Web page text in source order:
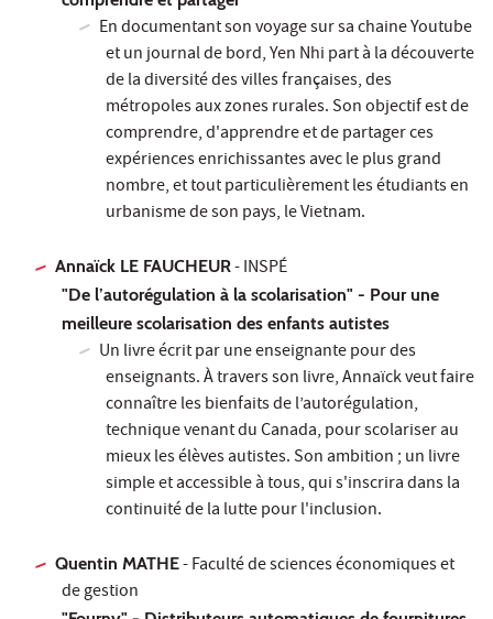
En documentant son voyage sur sa chaine Youtube
et un journal de bord, Yen Nhi part à la découverte
de la diversité des villes françaises, des
métropoles aux zones rurales. Son objectif est de
comprendre, d'apprendre et de partager ces
expériences enrichissantes avec le plus grand
nombre, et tout particulièrement les étudiants en
urbanisme de son pays, le Vietnam.
Annaïck LE FAUCHEUR- INSPÉ
"De l’autorégulation à la scolarisation" - Pour une
meilleure scolarisation des enfants autistes
Un livre écrit par une enseignante pour des
enseignants. À travers son livre, Annaïck veut faire
connaître les bienfaits de l’autorégulation,
technique venant du Canada, pour scolariser au
mieux les élèves autistes. Son ambition ; un livre
simple et accessible à tous, qui s'inscrira dans la
continuité de la lutte pour l'inclusion.
Quentin MATHE- Faculté de sciences économiques et
de gestion